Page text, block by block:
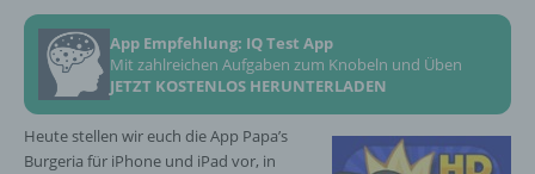
App Empfehlung: IQ Test App
Mit zahlreichen Aufgaben zum Knobeln und Üben
JETZT KOSTENLOS HERUNTERLADEN
Heute stellen wir euch die App Papa’s
Burgeria für iPhone und iPad vor, in